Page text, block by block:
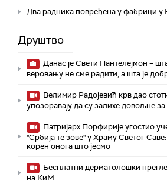
Два радника повређена у фабрици у
Друштво
Данас је Свети Пантелејмон –
веровању не сме радити, а шта је
Велимир Радојевић крв дао
упозоравају да су залихе довољне
Патријарх Порфирије угостио
"Србија те зове" у Храму Светог
корен онога што јесмо
Бесплатни дерматолошки
на КиМ